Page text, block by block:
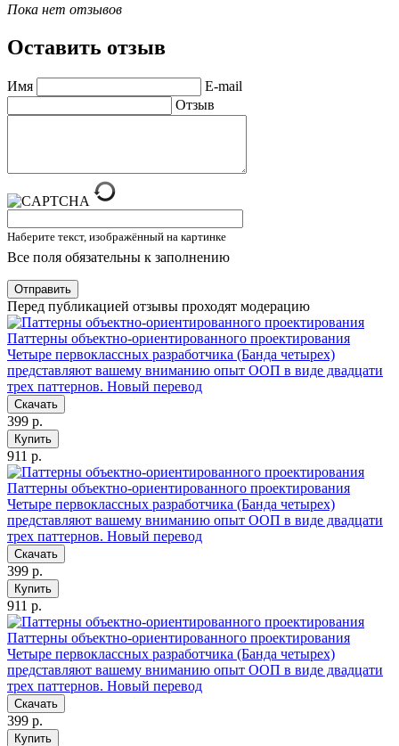
Пока нет отзывов
Оставить отзыв
Имя
E-mail
Отзыв
Наберите текст, изображённый на картинке
Все поля обязательны к заполнению
Отправить
Перед публикацией отзывы проходят модерацию
Паттерны объектно-ориентированного проектирования
Четыре первоклассных разработчика (Банда четырех)
представляют вашему вниманию опыт ООП в виде двадцати
трех паттернов. Новый перевод
Скачать
399 р.
Купить
911 р.
Паттерны объектно-ориентированного проектирования
Четыре первоклассных разработчика (Банда четырех)
представляют вашему вниманию опыт ООП в виде двадцати
трех паттернов. Новый перевод
Скачать
399 р.
Купить
911 р.
Паттерны объектно-ориентированного проектирования
Четыре первоклассных разработчика (Банда четырех)
представляют вашему вниманию опыт ООП в виде двадцати
трех паттернов. Новый перевод
Скачать
399 р.
Купить